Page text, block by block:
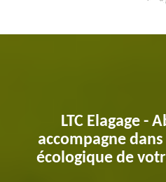
LTC Elagage -
accompagne
écologique de